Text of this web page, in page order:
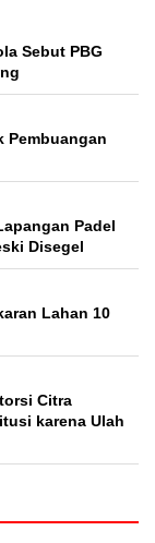
Sebut PBG
Pembuangan
Padel
Disegel
Lahan 10
Citra
karena Ulah